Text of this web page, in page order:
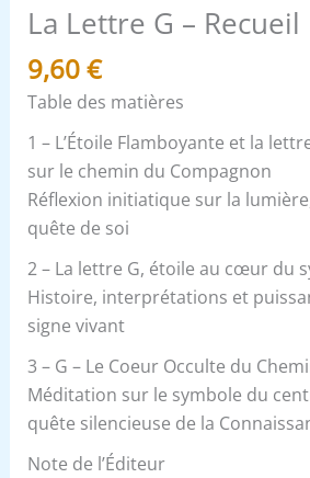
La Lettre G – Recueil
9,60€
Table des matières
1 – L’Étoile Flamboyante et la
sur le chemin du Compagnon
Réflexion initiatique sur la
quête de soi
2 – La lettre G, étoile au cœur du
Histoire, interprétations et
signe vivant
3 – G – Le Coeur Occulte du
Méditation sur le symbole du
quête silencieuse de la
Note de l’Éditeur